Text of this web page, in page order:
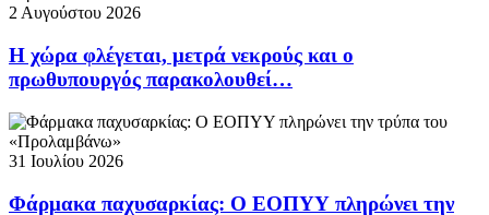
2 Αυγούστου 2026
Η χώρα φλέγεται, μετρά νεκρούς και ο
πρωθυπουργός παρακολουθεί…
31 Ιουλίου 2026
Φάρμακα παχυσαρκίας: Ο ΕΟΠΥΥ πληρώνει την